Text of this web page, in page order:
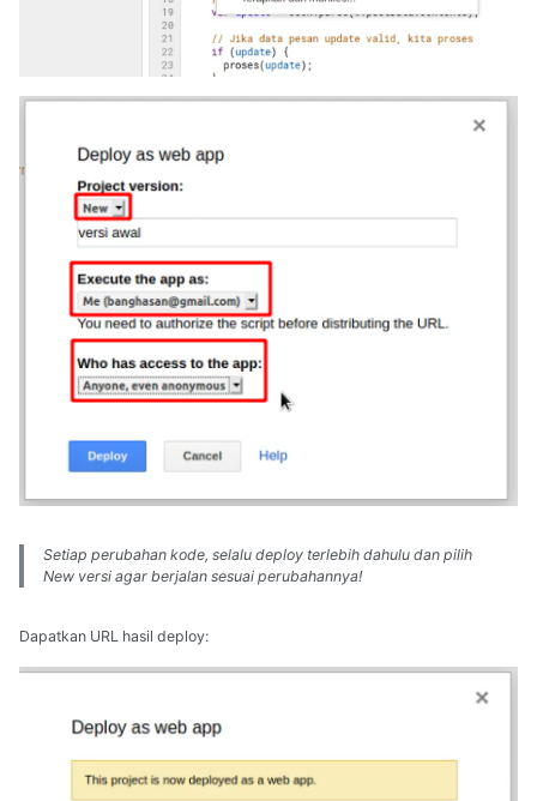
Setiap perubahan kode, selalu deploy terlebih dahulu dan pilih
New versi agar berjalan sesuai perubahannya!
Dapatkan URL hasil deploy: